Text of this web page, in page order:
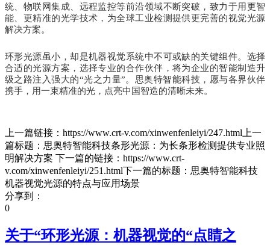
统、物联网集成、远程监控等前沿领域不断突破，致力于用更智
能、更精准的光学技术，为全球工业检测提供更完善的视觉光源
解决方案。
环形光源虽小，却是机器视觉系统中不可或缺的关键组件。选择
合适的光源方案，选择专业的合作伙伴，将为企业的智能制造升
级之路注入强大的“光之力量”。思奥特智能科技，愿与各界伙伴
携手，用一束精准的光，点亮中国智造的清晰未来。
上一篇链接：https://www.crt-v.com/xinwenfenleiyi/247.html上一
篇标题：思奥特智能科技条形光源：为长条形检测提供专业照
明解决方案 下一篇的链接：https://www.crt-
v.com/xinwenfenleiyi/251.html下一篇的标题：思奥特智能科技
机器视觉光源的特点与应用场景
分享到：
0
关于“环形光源：机器视觉的“点睛之